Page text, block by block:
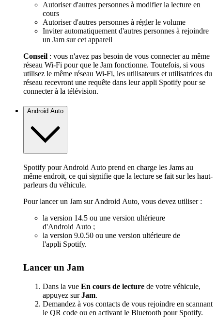
Autoriser d'autres personnes à modifier la lecture en
cours
Autoriser d'autres personnes à régler le volume
Inviter automatiquement d'autres personnes à rejoindre
un Jam sur cet appareil
Conseil : vous n'avez pas besoin de vous connecter au même
réseau Wi-Fi pour que le Jam fonctionne. Toutefois, si vous
utilisez le même réseau Wi-Fi, les utilisateurs et utilisatrices du
réseau recevront une requête dans leur appli Spotify pour se
connecter à la télévision.
Android Auto
Spotify pour Android Auto prend en charge les Jams au
même endroit, ce qui signifie que la lecture se fait sur les haut-
parleurs du véhicule.
Pour lancer un Jam sur Android Auto, vous devez utiliser :
la version 14.5 ou une version ultérieure
d'Android Auto ;
la version 9.0.50 ou une version ultérieure de
l'appli Spotify.
Lancer un Jam
Dans la vue En cours de lecture de votre véhicule,
appuyez surJam.
Demandez à vos contacts de vous rejoindre en scannant
le QR code ou en activant le Bluetooth pour Spotify.